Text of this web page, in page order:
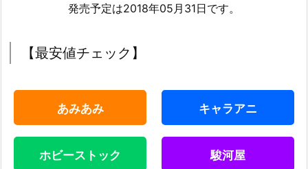
発売予定は2018年05月31日です。
【最安値チェック】
あみあみ キャラアニ
ホビーストック 駿河屋